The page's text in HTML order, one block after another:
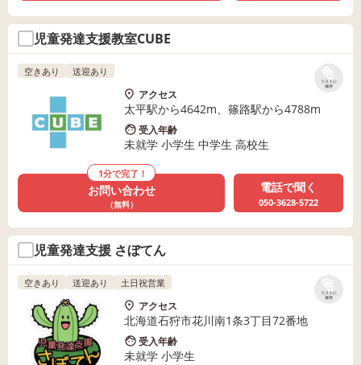
児童発達支援教室CUBE
リストに
保存
空きあり 送迎あり
アクセス
太平駅から4642m、篠路駅から4788m
受入年齢
未就学 小学生 中学生 高校生
1分で完了！
お問い合わせ
（無料）
電話で聞く
050-3628-5722
児童発達支援 さぼてん
リストに
保存
空きあり 送迎あり 土日祝営業
アクセス
北海道石狩市花川南1条3丁目72番地
受入年齢
未就学 小学生